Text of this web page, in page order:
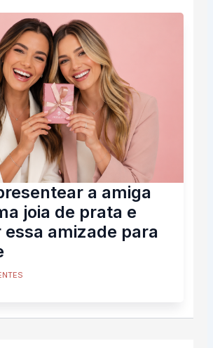
a amiga
joia de prata e
essa amizade para